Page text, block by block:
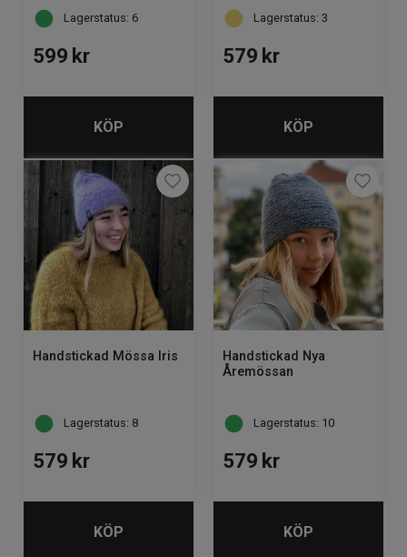
Lagerstatus: 6
599 kr
KÖP
Lagerstatus: 3
579 kr
KÖP
Handstickad Mössa Iris
Lagerstatus: 8
579 kr
KÖP
Handstickad Nya
Åremössan
Lagerstatus: 10
579 kr
KÖP